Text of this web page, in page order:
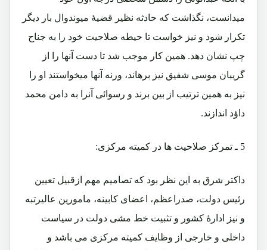
میدانست، نگذاشت که حادثه نظیر قضیۀ میوندوال بار دیگر
تکرار شود و نیز خواست تا حیطه صلاحیت خود را به جناح
چپ نشان دهد. همین کار موجب شد تا دست آنها را از
گریبان موسی شفیق نیز برهاند، ورنه آنها میخواستند او را
نیز به همین ترتیب از بین برند و رسوائی آنرا به دامن محمد
داؤد اندازند.
5 ـ تمرکز صلاحیت ها در کمیته مرکزی:
داکتر شرق به این نظر بود که تصامیم مهم ازقبیل تعیین
رئیس دولت، صدراعظم، اعضای کابینه، مامورین عالیرتبه
و نیز ادارۀ کشور و تثبیت خط مشی دولت در سیاست
داخلی و خارجی از وظایف کمیته مرکزی می باشد و